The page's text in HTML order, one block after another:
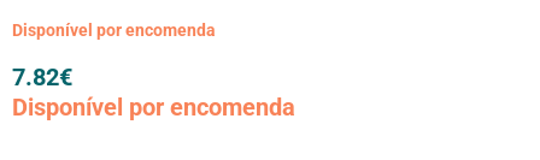
Disponível por encomenda
7.82€
Disponível por encomenda